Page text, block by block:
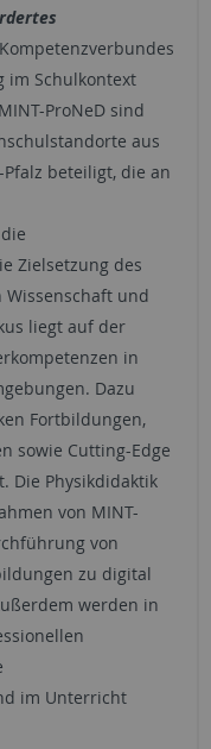
im Schulkontext
ProNeD sind
aus
beteiligt, die an
Zielsetzung des
Wissenschaft und
liegt auf der
in
Dazu
Fortbildungen,
sowie Cutting-Edge
Die Physikdidaktik
von MINT-
von
zu digital
werden in
im Unterricht